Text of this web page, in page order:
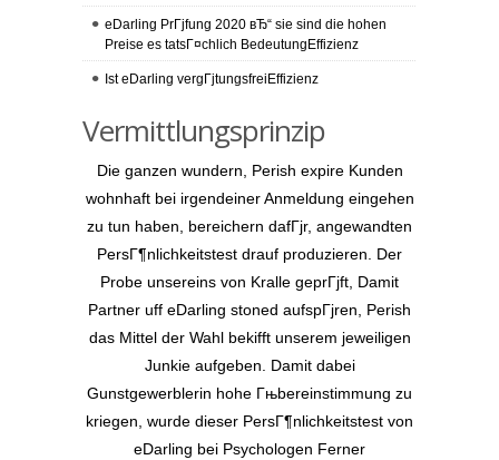
eDarling PrГјfung 2020 вЂ“ sie sind die hohen
Preise es tatsГ¤chlich BedeutungEffizienz
Ist eDarling vergГјtungsfreiEffizienz
Vermittlungsprinzip
Die ganzen wundern, Perish expire Kunden
wohnhaft bei irgendeiner Anmeldung eingehen
zu tun haben, bereichern dafГјr, angewandten
PersГ¶nlichkeitstest drauf produzieren. Der
Probe unsereins von Kralle geprГјft, Damit
Partner uff eDarling stoned aufspГјren, Perish
das Mittel der Wahl bekifft unserem jeweiligen
Junkie aufgeben. Damit dabei
Gunstgewerblerin hohe Гњbereinstimmung zu
kriegen, wurde dieser PersГ¶nlichkeitstest von
eDarling bei Psychologen Ferner